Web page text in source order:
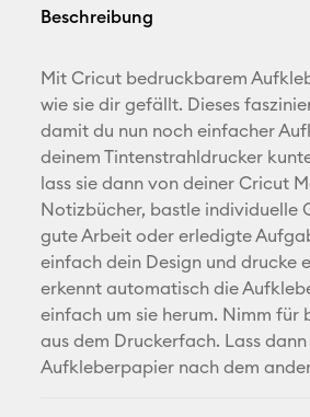
Beschreibung
Mit Cricut bedruckbarem
wie sie dir gefällt. Dieses
damit du nun noch einfacher
deinem Tintenstrahldrucker
lass sie dann von deiner Cricut
Notizbücher, bastle individuelle
gute Arbeit oder erledigte
einfach dein Design und drucke
erkennt automatisch die
einfach um sie herum. Nimm für
aus dem Druckerfach. Lass
Aufkleberpapier nach dem